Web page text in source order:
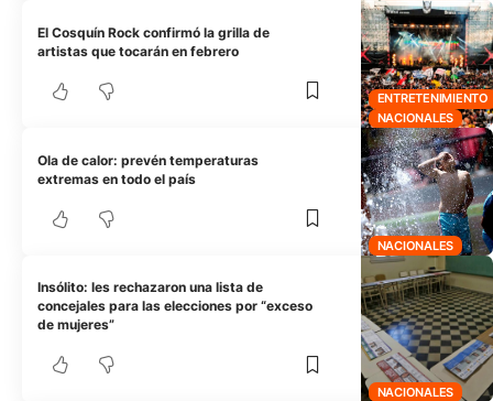
ENTRETENIMIENTO
NACIONALES
El Cosquín Rock confirmó la grilla de
artistas que tocarán en febrero
NACIONALES
Ola de calor: prevén temperaturas
extremas en todo el país
NACIONALES
Insólito: les rechazaron una lista de
concejales para las elecciones por “exceso
de mujeres”